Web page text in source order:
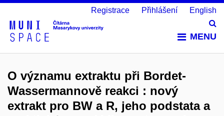
MENU
Registrace Přihlášení English
O významu extraktu při Bordet-
Wassermannově reakci : nový
extrakt pro BW a R, jeho podstata a